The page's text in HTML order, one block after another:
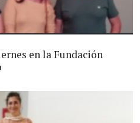
en la Fundación